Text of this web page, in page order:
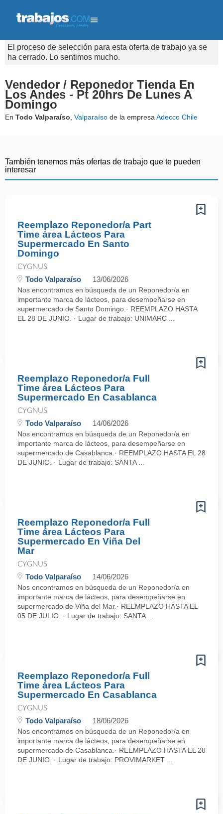
El proceso de selección para esta oferta de trabajo ya se
ha cerrado. Lo sentimos mucho.
Vendedor / Reponedor Tienda En
Los Andes - Pt 20hrs De Lunes A
Domingo
En Todo Valparaíso Valparaíso de la empresa Adecco Chile
También tenemos más ofertas de trabajo que te pueden
interesar
Reemplazo Reponedor/a Part
Time área Lácteos Para
Supermercado En Santo
Domingo
CYGNUS
Todo Valparaíso 13/06/2026
Nos encontramos en búsqueda de un Reponedor/a en
importante marca de lácteos, para desempeñarse en
supermercado de Santo Domingo.· REEMPLAZO HASTA
EL 28 DE JUNIO. · Lugar de trabajo: UNIMARC ...
Reemplazo Reponedor/a Full
Time área Lácteos Para
Supermercado En Casablanca
CYGNUS
Todo Valparaíso 14/06/2026
Nos encontramos en búsqueda de un Reponedor/a en
importante marca de lácteos, para desempeñarse en
supermercado de Casablanca.· REEMPLAZO HASTA EL 28
DE JUNIO. · Lugar de trabajo: SANTA ...
Reemplazo Reponedor/a Full
Time área Lácteos Para
Supermercado En Viña Del
Mar
CYGNUS
Todo Valparaíso 14/06/2026
Nos encontramos en búsqueda de un Reponedor/a en
importante marca de lácteos, para desempeñarse en
supermercado de Viña del Mar.· REEMPLAZO HASTA EL
05 DE JULIO. · Lugar de trabajo: SANTA ...
Reemplazo Reponedor/a Full
Time área Lácteos Para
Supermercado En Casablanca
CYGNUS
Todo Valparaíso 18/06/2026
Nos encontramos en búsqueda de un Reponedor/a en
importante marca de lácteos, para desempeñarse en
supermercado de Casablanca.· REEMPLAZO HASTA EL 28
DE JUNIO. · Lugar de trabajo: PROVIMARKET ...